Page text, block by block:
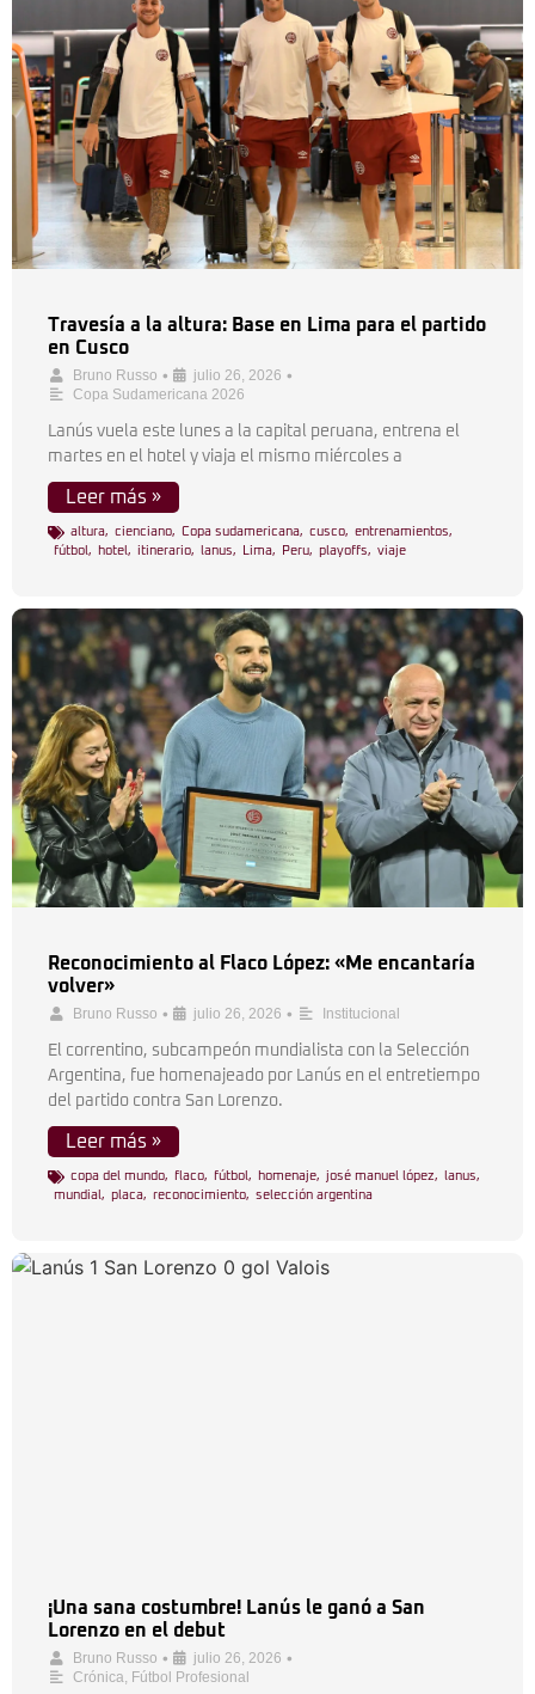
Travesía a la altura: Base en Lima para el partido
en Cusco
Bruno Russo • julio 26, 2026 •
Copa Sudamericana 2026
Lanús vuela este lunes a la capital peruana, entrena el
martes en el hotel y viaja el mismo miércoles a
Leer más »
altura, cienciano, Copa sudamericana, cusco, entrenamientos,
fútbol , hotel , itinerario, lanus, Lima, Peru, playoffs, viaje
Reconocimiento al Flaco López: «Me encantaría
volver»
Bruno Russo • julio 26, 2026 • Institucional
El correntino, subcampeón mundialista con la Selección
Argentina, fue homenajeado por Lanús en el entretiempo
del partido contra San Lorenzo.
Leer más »
copa del mundo, flaco, fútbol , homenaje, josé manuel lópez, lanus,
mundial , placa, reconocimiento, selección argentina
¡Una sana costumbre! Lanús le ganó a San
Lorenzo en el debut
Bruno Russo • julio 26, 2026 •
Crónica, Fútbol Profesional